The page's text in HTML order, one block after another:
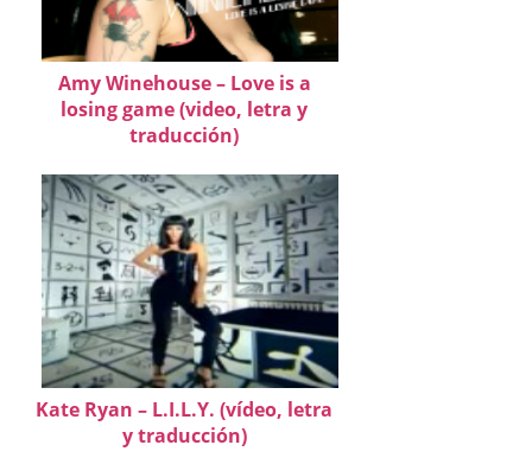
Amy Winehouse – Love is a
losing game (video, letra y
traducción)
Kate Ryan – L.I.L.Y. (vídeo, letra
y traducción)